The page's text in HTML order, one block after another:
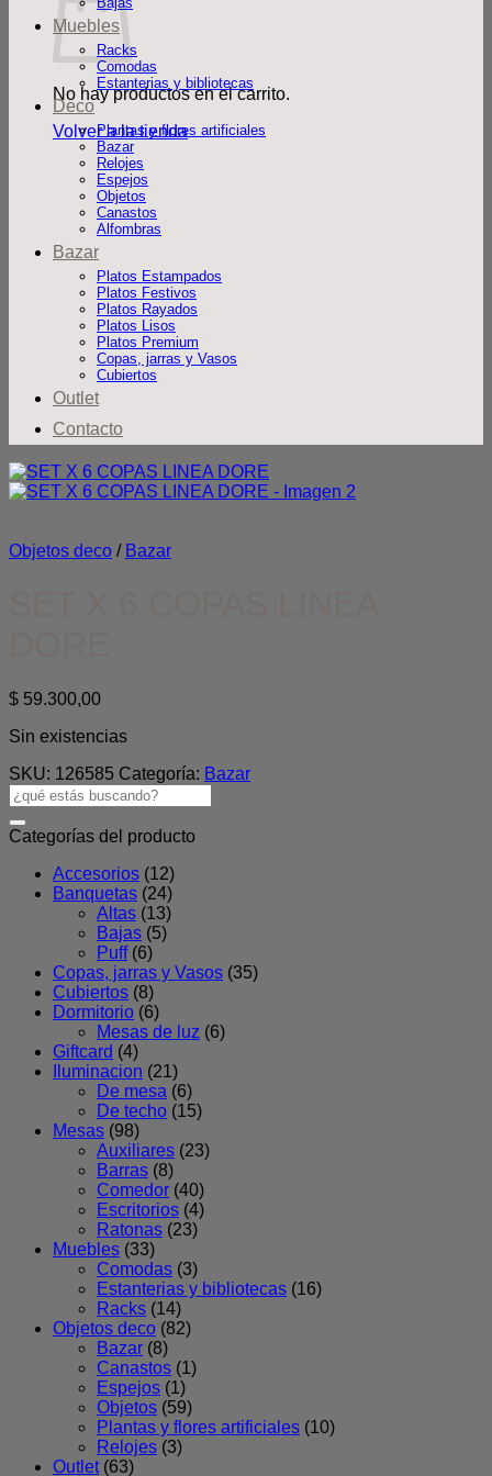
No hay productos en el carrito.
Volver a la tienda
Muebles
Racks
Comodas
Estanterias y bibliotecas
Deco
Plantas y flores artificiales
Bazar
Relojes
Espejos
Objetos
Canastos
Alfombras
Bazar
Platos Estampados
Platos Festivos
Platos Rayados
Platos Lisos
Platos Premium
Copas, jarras y Vasos
Cubiertos
Outlet
Contacto
Objetos deco / Bazar
$ 59.300,00
Sin existencias
SKU: 126585 Categoría: Bazar
Buscar
por:
Categorías del producto
Accesorios (12)
Banquetas (24)
Altas (13)
Bajas (5)
Puff (6)
Copas, jarras y Vasos (35)
Cubiertos (8)
Dormitorio (6)
Mesas de luz (6)
Giftcard (4)
Iluminacion (21)
De mesa (6)
De techo (15)
Mesas (98)
Auxiliares (23)
Barras (8)
Comedor (40)
Escritorios (4)
Ratonas (23)
Muebles (33)
Comodas (3)
Estanterias y bibliotecas (16)
Racks (14)
Objetos deco (82)
Bazar (8)
Canastos (1)
Espejos (1)
Objetos (59)
Plantas y flores artificiales (10)
Relojes (3)
Outlet (63)